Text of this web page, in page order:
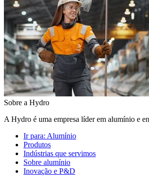
Sobre a Hydro
A Hydro é uma empresa líder em alumínio e
Ir para: Alumínio
Produtos
Indústrias que servimos
Sobre alumínio
Inovação e P&D